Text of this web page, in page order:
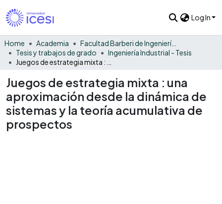
Log In
Home Academia
Facultad Barberi de Ingeniería, Diseño y Ciencias Aplicadas
Tesis y trabajos de grado
Ingeniería Industrial - Tesis
Juegos de estrategia mixta : una
aproximación desde la dinámica de
sistemas y la teoría acumulativa de
prospectos